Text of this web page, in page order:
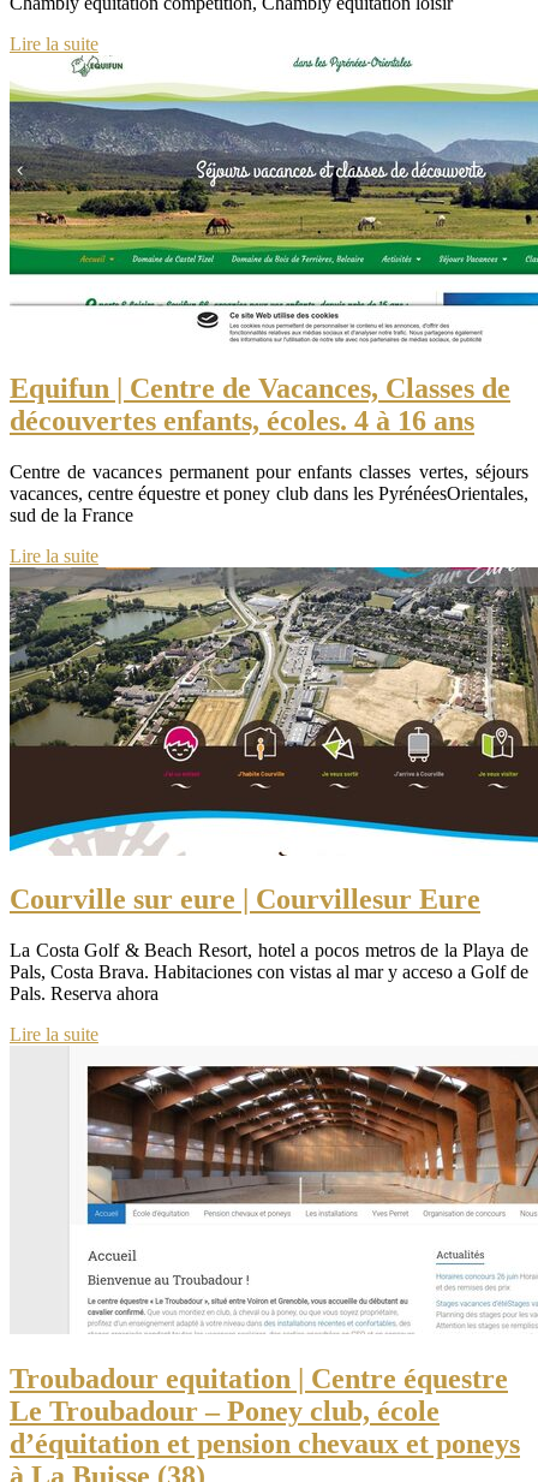
Lire la suite
Equifun | Centre de Vacances, Classes de
découvertes enfants, écoles. 4 à 16 ans
Centre de vacances permanent pour enfants classes vertes, séjours
vacances, centre équestre et poney club dans les PyrénéesOrientales,
sud de la France
Lire la suite
Courville sur eure | Courvillesur Eure
La Costa Golf & Beach Resort, hotel a pocos metros de la Playa de
Pals, Costa Brava. Habitaciones con vistas al mar y acceso a Golf de
Pals. Reserva ahora
Lire la suite
Troubadour equitation | Centre équestre
Le Troubadour – Poney club, école
d’équitation et pension chevaux et poneys